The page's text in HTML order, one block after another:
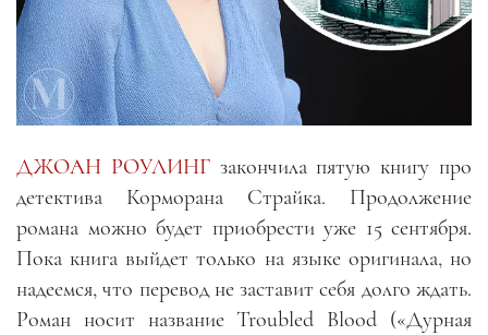
ДЖОАН РОУЛИНГзакончила пятую книгу про
детектива Корморана Страйка. Продолжение
романа можно будет приобрести уже 15 сентября.
Пока книга выйдет только на языке оригинала, но
надеемся, что перевод не заставит себя долго ждать.
Роман носит название Troubled Blood («Дурная